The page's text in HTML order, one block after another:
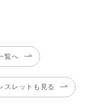
覧へ
スレットも見る